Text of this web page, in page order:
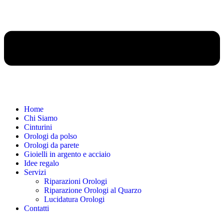
Home
Chi Siamo
Cinturini
Orologi da polso
Orologi da parete
Gioielli in argento e acciaio
Idee regalo
Servizi
Riparazioni Orologi
Riparazione Orologi al Quarzo
Lucidatura Orologi
Contatti